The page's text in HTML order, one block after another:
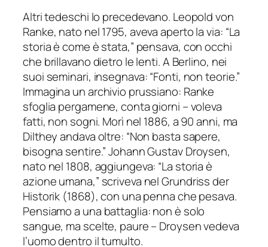
Altri tedeschi lo precedevano. Leopold von
Ranke, nato nel 1795, aveva aperto la via: “La
storia è come è stata,” pensava, con occhi
che brillavano dietro le lenti. A Berlino, nei
suoi seminari, insegnava: “Fonti, non teorie.”
Immagina un archivio prussiano: Ranke
sfoglia pergamene, conta giorni – voleva
fatti, non sogni. Morì nel 1886, a 90 anni, ma
Dilthey andava oltre: “Non basta sapere,
bisogna sentire.” Johann Gustav Droysen,
nato nel 1808, aggiungeva: “La storia è
azione umana,” scriveva nel Grundriss der
Historik (1868), con una penna che pesava.
Pensiamo a una battaglia: non è solo
sangue, ma scelte, paure – Droysen vedeva
l’uomo dentro il tumulto.